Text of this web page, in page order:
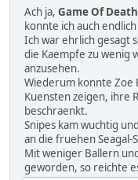
Ach ja, Game Of Death
konnte ich auch
Ich war ehrlich gesagt
die Kaempfe zu wenig
anzusehen.
Wiederum konnte Zoe
Kuensten zeigen, ihre
beschraenkt.
Snipes kam wuchtig
an die fruehen Seagal-
Mit weniger Ballern
geworden, so reichte